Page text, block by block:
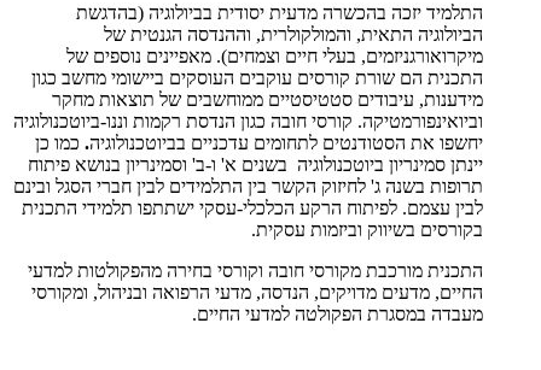
התלמיד יזכה בהכשרה מדעית יסודית בביולוגיה (בהדגשת
הביולוגיה התאית, והמולקולרית, וההנדסה הגנטית של
מיקרואורגניזמים, בעלי חיים וצמחים). מאפיינים נוספים של
התכנית הם שורת קורסים עוקבים העוסקים ביישומי מחשב כגון
מידענות, עיבודים סטטיסטיים ממוחשבים של תוצאות מחקר
וביואינפורמטיקה. קורסי חובה כגון הנדסת רקמות וננו-ביוטכנולוגיה
יחשפו את הסטודנטים לתחומים עדכניים בביוטכנולוגיה. כמו כן
יינתן סמינריון ביוטכנולוגיה בשנים א' ו-ב' וסמינריון בנושא פיתוח
תרופות בשנה ג' לחיזוק הקשר בין התלמידים לבין חברי הסגל ובינם
לבין עצמם. לפיתוח הרקע הכלכלי-עסקי ישתתפו תלמידי התכנית
בקורסים בשיווק וביזמות עסקית.
התכנית מורכבת מקורסי חובה וקורסי בחירה מהפקולטות למדעי
החיים, מדעים מדויקים, הנדסה, מדעי הרפואה ובניהול, ומקורסי
מעבדה במסגרת הפקולטה למדעי החיים.